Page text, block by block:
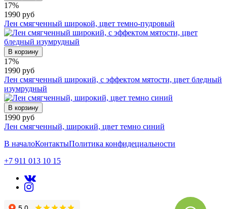
17%
1990 руб
Лен смягченный широкой, цвет темно-пудровый
В корзину
17%
1990 руб
Лен смягченный широкий, с эффектом мятости, цвет бледный
изумрудный
В корзину
1990 руб
Лен смягченный, широкий, цвет темно синий
В началоКонтактыПолитика конфидециальности
+7 911 013 10 15